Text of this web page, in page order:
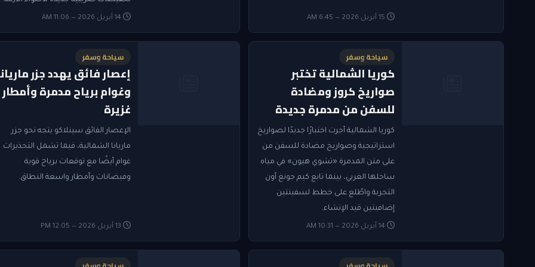
سياحة وسفر
كوريا الشمالية تختبر
صواريخ كروز ومضادة
للسفن من مدمرة جديدة
كوريا الشمالية أجرت اختبارًا جديدًا لصواريخ
استراتيجية وصواريخ مضادة للسفن من
على متن المدمرة «تشوي هيون» في مياه
ساحلها الغربي، بينما تابع كيم جونغ أون
التجربة واطّلع على خطط لسفينتين
إضافيتين قيد الإنشاء.
سياحة وسفر
إعصار فائق يهدد جزر
وغوام برياح مدمرة وأمطار
غزيرة
الإعصار الفائق سينلاكو يتجه نحو جزر
ماريانا الشمالية، فيما تشمل التحذيرات
غوام أيضًا مع توقعات برياح قوية
وفيضانات وأمطار واسعة النطاق.